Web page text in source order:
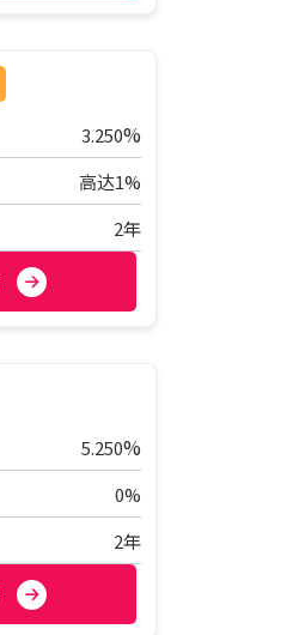
3.250%
高达1%
2年
5.250%
0%
2年